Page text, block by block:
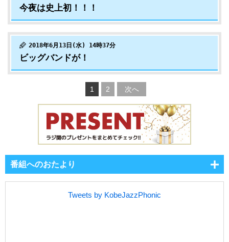
今夜は史上初！！！
2018年6月13日(水) 14時37分
ビッグバンドが！
1 2 次へ
番組へのおたより
Tweets by KobeJazzPhonic